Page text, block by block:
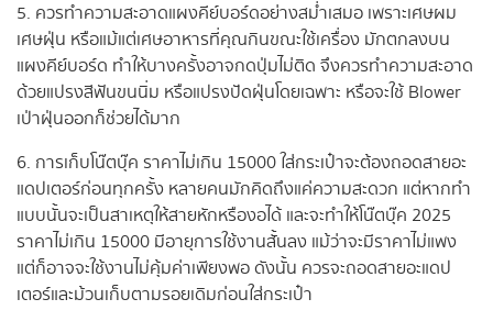
5. ควรทำความสะอาดแผงคีย์บอร์ดอย่างสม่ำเสมอ เพราะเศษผม
เศษฝุ่น หรือแม้แต่เศษอาหารที่คุณกินขณะใช้เครื่อง มักตกลงบน
แผงคีย์บอร์ด ทำให้บางครั้งอาจกดปุ่มไม่ติด จึงควรทำความสะอาด
ด้วยแปรงสีฟันขนนิ่ม หรือแปรงปัดฝุ่นโดยเฉพาะ หรือจะใช้ Blower
เป่าฝุ่นออกก็ช่วยได้มาก
6. การเก็บโน๊ตบุ๊ค ราคาไม่เกิน 15000 ใส่กระเป๋าจะต้องถอดสายอะ
แดปเตอร์ก่อนทุกครั้ง หลายคนมักคิดถึงแค่ความสะดวก แต่หากทำ
แบบนั้นจะเป็นสาเหตุให้สายหักหรืองอได้ และจะทำให้โน๊ตบุ๊ค 2025
ราคาไม่เกิน 15000 มีอายุการใช้งานสั้นลง แม้ว่าจะมีราคาไม่แพง
แต่ก็อาจจะใช้งานไม่คุ้มค่าเพียงพอ ดังนั้น ควรจะถอดสายอะแดป
เตอร์และม้วนเก็บตามรอยเดิมก่อนใส่กระเป๋า